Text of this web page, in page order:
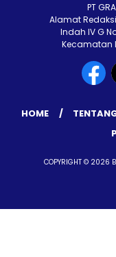
PT
Alamat
Indah IV G
Kecamatan
HOME
COPYRIGHT © 2026